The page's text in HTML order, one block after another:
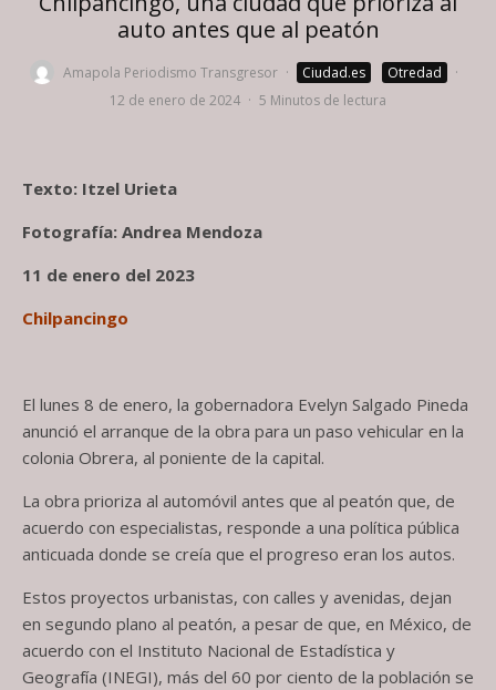
auto antes que al peatón
Amapola Periodismo Transgresor · Ciudad.es Otredad
·
12 de enero de 2024 · 5 Minutos de lectura
Niñas y niños de la Escuela Primaria Morelos y madres de familia esperan el transporte
Texto: Itzel Urieta
Fotografía: Andrea Mendoza
11 de enero del 2023
Chilpancingo
El lunes 8 de enero, la gobernadora Evelyn Salgado Pineda
anunció el arranque de la obra para un paso vehicular en la
colonia Obrera, al poniente de la capital.
La obra prioriza al automóvil antes que al peatón que, de
acuerdo con especialistas, responde a una política pública
anticuada donde se creía que el progreso eran los autos.
Estos proyectos urbanistas, con calles y avenidas, dejan
en segundo plano al peatón, a pesar de que, en México, de
acuerdo con el Instituto Nacional de Estadística y
Geografía (INEGI), más del 60 por ciento de la población se